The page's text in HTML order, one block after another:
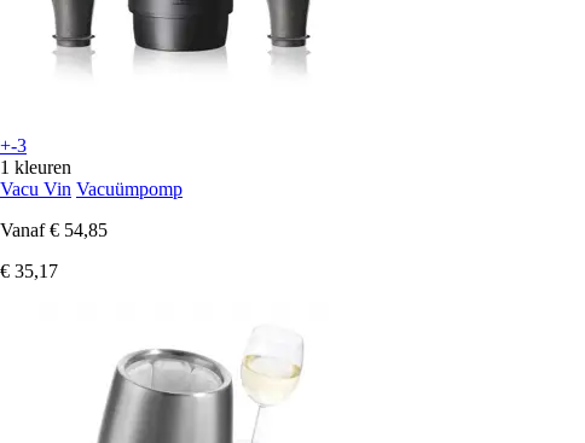
+-3
1 kleuren
Vacu Vin Vacuümpomp
Vanaf € 54,85
€ 35,17